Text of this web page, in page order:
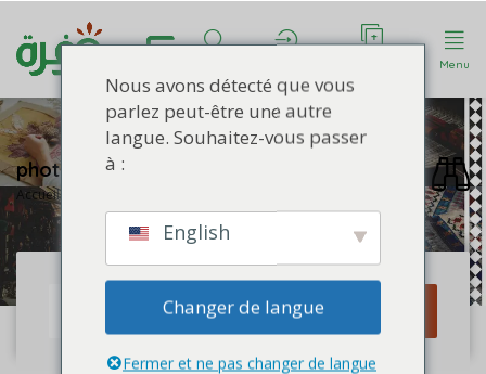
Menu
photo artisanat
Accueil
Rechercher
Nous avons détecté que vous
parlez peut-être une autre
langue. Souhaitez-vous passer
à :
English
Changer de langue
Fermer et ne pas changer de langue